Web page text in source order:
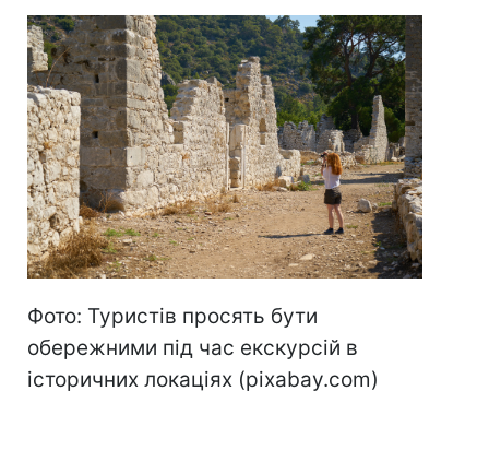
Фото: Туристів просять бути
обережними під час екскурсій в
історичних локаціях (pixabay.com)